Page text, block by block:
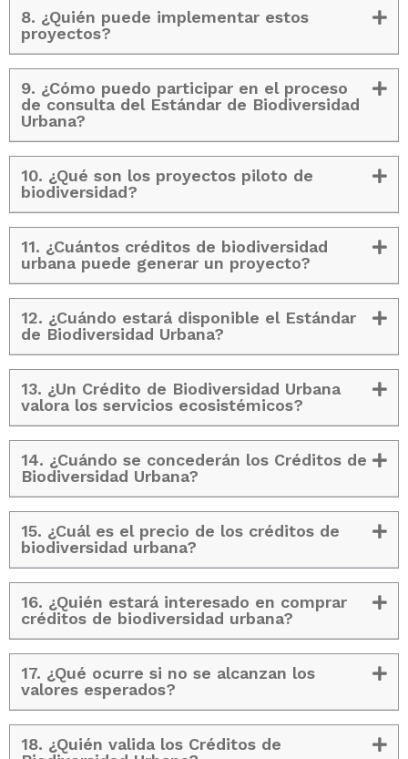
8. ¿Quién puede implementar estos
proyectos?
9. ¿Cómo puedo participar en el proceso
de consulta del Estándar de Biodiversidad
Urbana?
10. ¿Qué son los proyectos piloto de
biodiversidad?
11. ¿Cuántos créditos de biodiversidad
urbana puede generar un proyecto?
12. ¿Cuándo estará disponible el Estándar
de Biodiversidad Urbana?
13. ¿Un Crédito de Biodiversidad Urbana
valora los servicios ecosistémicos?
14. ¿Cuándo se concederán los Créditos de
Biodiversidad Urbana?
15. ¿Cuál es el precio de los créditos de
biodiversidad urbana?
16. ¿Quién estará interesado en comprar
créditos de biodiversidad urbana?
17. ¿Qué ocurre si no se alcanzan los
valores esperados?
18. ¿Quién valida los Créditos de